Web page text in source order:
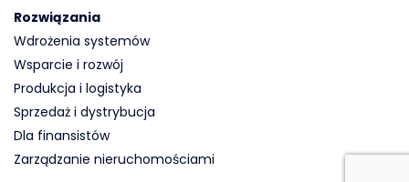
Rozwiązania
Wdrożenia systemów
Wsparcie i rozwój
Produkcja i logistyka
Sprzedaż i dystrybucja
Dla finansistów
Zarządzanie nieruchomościami